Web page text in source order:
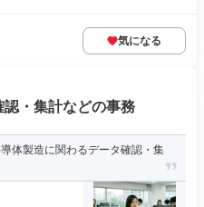
気になる
・集計などの事務
体製造に関わるデータ確認・集